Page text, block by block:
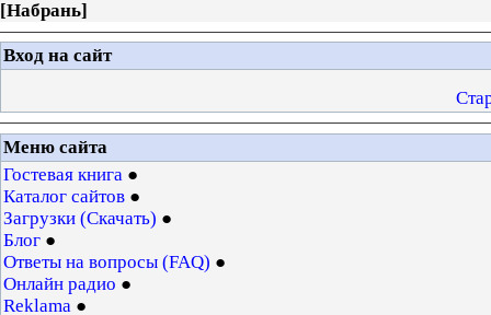
[Набрань]
Вход на сайт
Меню сайта
Гостевая книга
Каталог сайтов
Загрузки (Скачать)
Блог
Ответы на вопросы (FAQ)
Онлайн радио
Reklama